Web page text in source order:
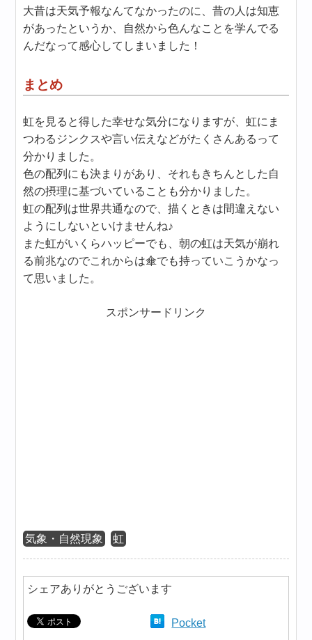
大昔は天気予報なんてなかったのに、昔の人は知恵
があったというか、自然から色んなことを学んでる
んだなって感心してしまいました！
まとめ
虹を見ると得した幸せな気分になりますが、虹にま
つわるジンクスや言い伝えなどがたくさんあるって
分かりました。
色の配列にも決まりがあり、それもきちんとした自
然の摂理に基づいていることも分かりました。
虹の配列は世界共通なので、描くときは間違えない
ようにしないといけませんね♪
また虹がいくらハッピーでも、朝の虹は天気が崩れ
る前兆なのでこれからは傘でも持っていこうかなっ
て思いました。
スポンサードリンク
気象・自然現象 虹
シェアありがとうございます
Pocket